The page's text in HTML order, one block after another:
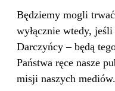
Będziemy mogli
wyłącznie wtedy,
Darczyńcy – będą
Państwa ręce nasze
misji naszych mediów.